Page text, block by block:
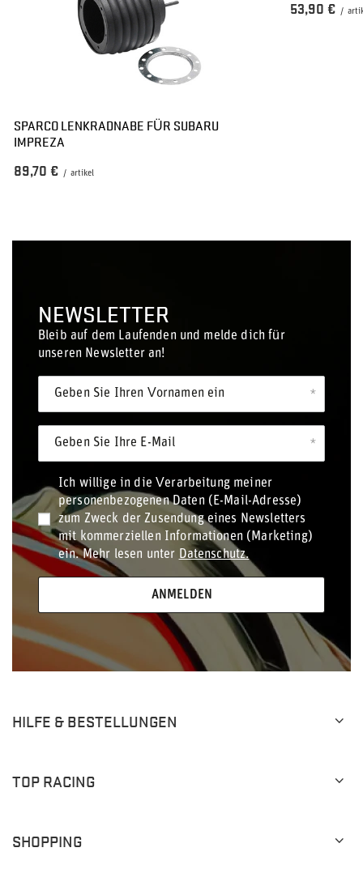
SPARCO LENKRADNABE FÜR SUBARU
IMPREZA
89,70 € / artikel
53,90 € /
NEWSLETTER
Bleib auf dem Laufenden und melde dich für
unseren Newsletter an!
Geben Sie Ihren Vornamen ein
Geben Sie Ihre E-Mail
Ich willige in die Verarbeitung meiner
personenbezogenen Daten (E-Mail-Adresse)
zum Zweck der Zusendung eines Newsletters
mit kommerziellen Informationen (Marketing)
ein. Mehr lesen unter Datenschutz.
ANMELDEN
HILFE & BESTELLUNGEN
TOP RACING
SHOPPING